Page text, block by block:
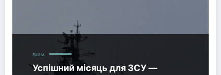
ВІЙНА
Успішний місяць для ЗСУ —